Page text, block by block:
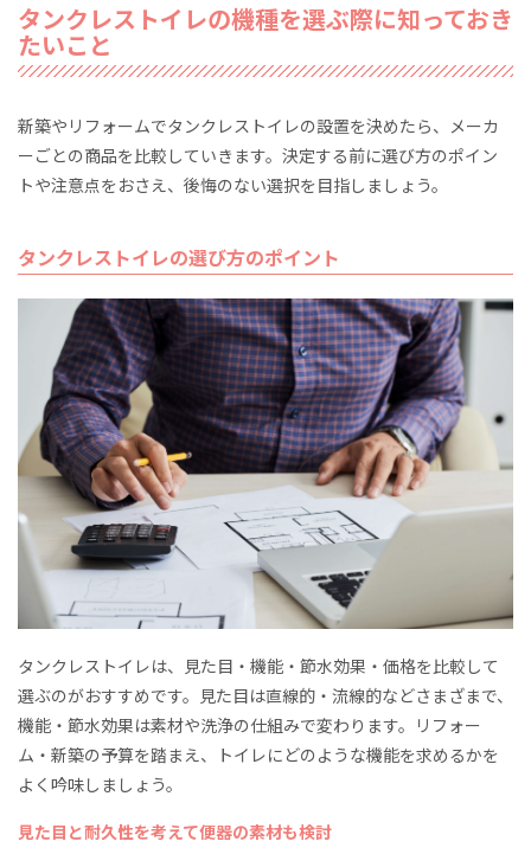
タンクレストイレの機種を選ぶ際に知っておき
たいこと
新築やリフォームでタンクレストイレの設置を決めたら、メーカ
ーごとの商品を比較していきます。決定する前に選び方のポイン
トや注意点をおさえ、後悔のない選択を目指しましょう。
タンクレストイレの選び方のポイント
タンクレストイレは、見た目・機能・節水効果・価格を比較して
選ぶのがおすすめです。見た目は直線的・流線的などさまざまで、
機能・節水効果は素材や洗浄の仕組みで変わります。リフォー
ム・新築の予算を踏まえ、トイレにどのような機能を求めるかを
よく吟味しましょう。
見た目と耐久性を考えて便器の素材も検討